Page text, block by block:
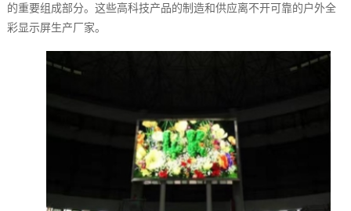
的重要组成部分。这些高科技产品的制造和供应离不开可靠的户外全
彩显示屏生产厂家。